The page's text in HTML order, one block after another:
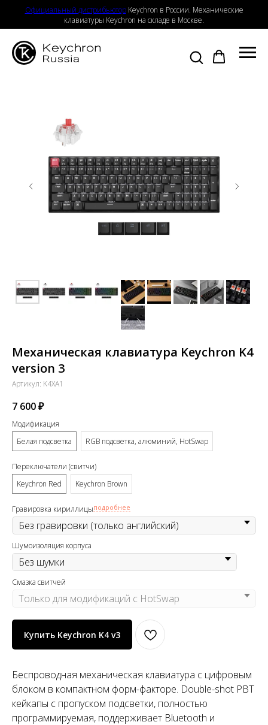
Официальный дистрибьютор Keychron в России. Механические
клавиатуры Keychron на складе в Москве.
Механическая клавиатура Keychron K4
version 3
Артикул: K4XA1
7 600₽
Модификация
Белая подсветка
RGB подсветка, алюминий, HotSwap
Переключатели (свитчи)
Keychron Red
Keychron Brown
Гравировка кириллицыподробнее
Шумоизоляция корпуса
Смазка свитчей
Купить Keychron K4 v3
Беспроводная механическая клавиатура с цифровым
блоком в компактном форм-факторе. Double-shot PBT
кейкапы с пропуском подсветки, полностью
программируемая, поддерживает Bluetooth и